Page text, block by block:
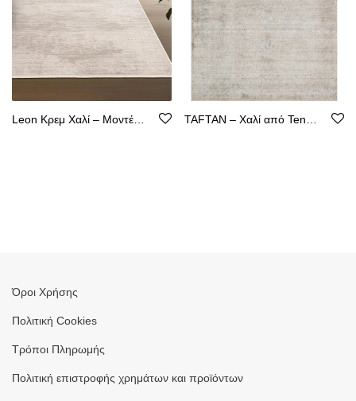
Όροι Χρήσης
Πολιτική Cookies
Τρόποι Πληρωμής
Πολιτική επιστροφής χρημάτων και προϊόντων